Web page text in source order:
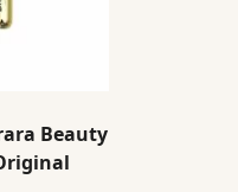
Beauty